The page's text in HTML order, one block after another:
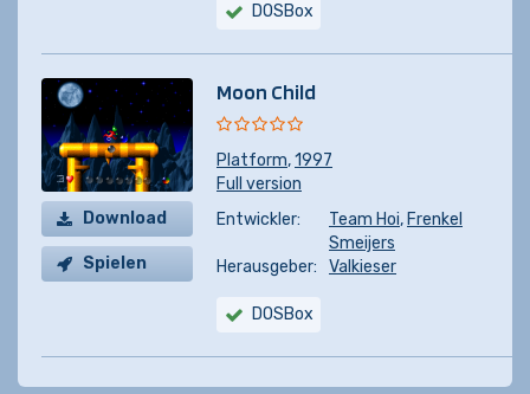
DOSBox
Download
Spielen
Moon Child
Platform,1997
Full version
Entwickler:
Team Hoi, Frenkel
Smeijers
Herausgeber:
Valkieser
DOSBox